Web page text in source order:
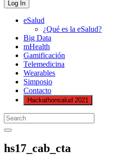
eSalud
¿Qué es la eSalud?
Big Data
mHealth
Gamificación
Telemedicina
Wearables
Simposio
Contacto
Hackathonsalud 2021
hs17_cab_cta